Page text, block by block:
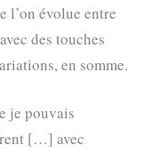
l’on évolue entre
des touches
en somme.
je pouvais
[…] avec